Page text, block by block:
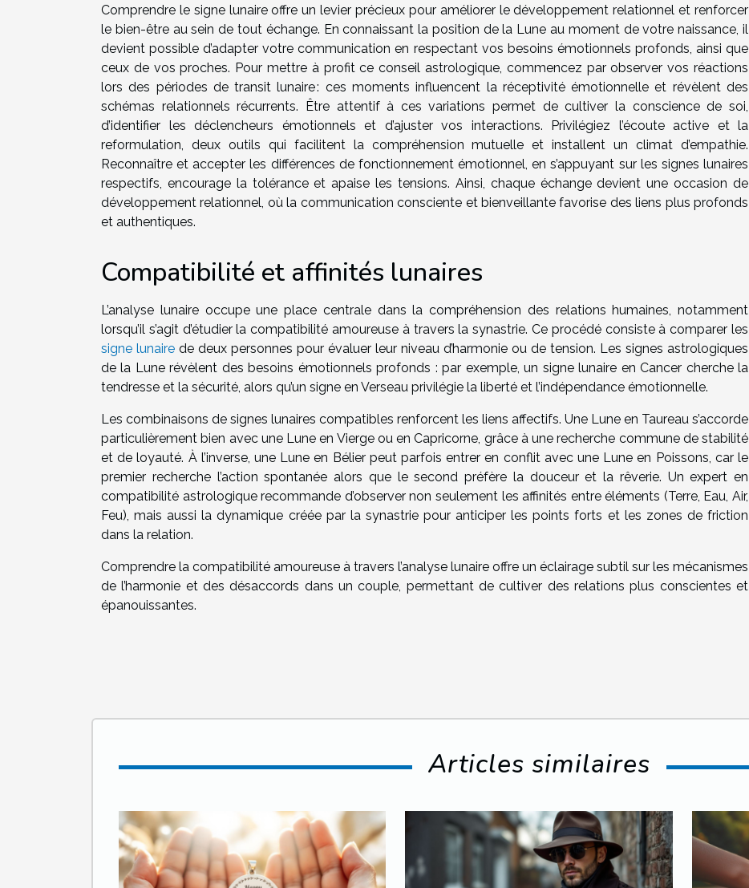
Comprendre le signe lunaire offre un levier précieux pour améliorer le développement relationnel et renforcer
le bien-être au sein de tout échange. En connaissant la position de la Lune au moment de votre naissance, il
devient possible d’adapter votre communication en respectant vos besoins émotionnels profonds, ainsi que
ceux de vos proches. Pour mettre à profit ce conseil astrologique, commencez par observer vos réactions
lors des périodes de transit lunaire : ces moments influencent la réceptivité émotionnelle et révèlent des
schémas relationnels récurrents. Être attentif à ces variations permet de cultiver la conscience de soi,
d’identifier les déclencheurs émotionnels et d’ajuster vos interactions. Privilégiez l’écoute active et la
reformulation, deux outils qui facilitent la compréhension mutuelle et installent un climat d’empathie.
Reconnaître et accepter les différences de fonctionnement émotionnel, en s’appuyant sur les signes lunaires
respectifs, encourage la tolérance et apaise les tensions. Ainsi, chaque échange devient une occasion de
développement relationnel, où la communication consciente et bienveillante favorise des liens plus profonds
et authentiques.
Compatibilité et affinités lunaires
L’analyse lunaire occupe une place centrale dans la compréhension des relations humaines, notamment
lorsqu’il s’agit d’étudier la compatibilité amoureuse à travers la synastrie. Ce procédé consiste à comparer les
signe lunaire de deux personnes pour évaluer leur niveau d’harmonie ou de tension. Les signes astrologiques
de la Lune révèlent des besoins émotionnels profonds : par exemple, un signe lunaire en Cancer cherche la
tendresse et la sécurité, alors qu’un signe en Verseau privilégie la liberté et l’indépendance émotionnelle.
Les combinaisons de signes lunaires compatibles renforcent les liens affectifs. Une Lune en Taureau s’accorde
particulièrement bien avec une Lune en Vierge ou en Capricorne, grâce à une recherche commune de stabilité
et de loyauté. À l’inverse, une Lune en Bélier peut parfois entrer en conflit avec une Lune en Poissons, car le
premier recherche l’action spontanée alors que le second préfère la douceur et la rêverie. Un expert en
compatibilité astrologique recommande d’observer non seulement les affinités entre éléments (Terre, Eau, Air,
Feu), mais aussi la dynamique créée par la synastrie pour anticiper les points forts et les zones de friction
dans la relation.
Comprendre la compatibilité amoureuse à travers l’analyse lunaire offre un éclairage subtil sur les mécanismes
de l’harmonie et des désaccords dans un couple, permettant de cultiver des relations plus conscientes et
épanouissantes.
Articles similaires